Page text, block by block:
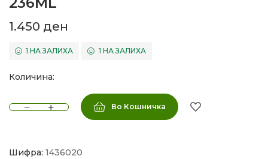
1.450 ден
1 НА ЗАЛИХА 1 НА ЗАЛИХА
Количина:
Во Кошничка
Шифра: 1436020